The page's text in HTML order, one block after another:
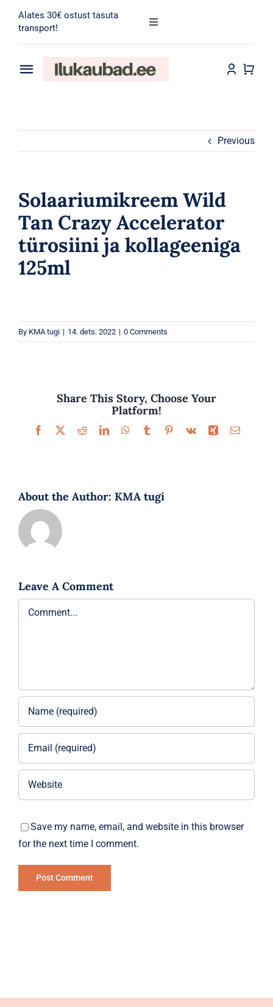
content
Alates 30€ ostust tasuta
transport!
Toggle
for:
Toggle
Meik
Tarvikud
Parfüümid
Eripakkumised
Previous
Solaariumikreem Wild
Tan Crazy Accelerator
türosiini ja kollageeniga
125ml
By KMA tugi | 14. dets. 2022 | 0 Comments
Share This Story, Choose Your
Platform!
Facebook
X RedditLinkedInWhatsApp
TumblrPinterest
Vk Xing Email
About the Author: KMA tugi
Leave A Comment
Comment
Save my name, email, and website in this browser
for the next time I comment.